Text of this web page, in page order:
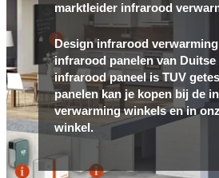
marktleider infrarood
Design infrarood
infrarood panelen van
infrarood paneel is TUV
panelen kan je kopen bij de
verwarming winkels en in
winkel.